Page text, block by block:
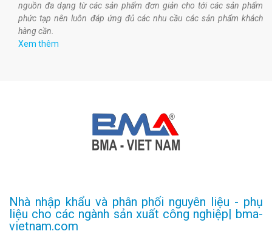
nguồn đa dạng từ các sản phẩm đơn giản cho tới các sản phẩm
phức tạp nên luôn đáp ứng đủ các nhu cầu các sản phẩm khách
hàng cần.
Xem thêm
Nhà nhập khẩu và phân phối nguyên liệu - phụ
liệu cho các ngành sản xuất công nghiệp| bma-
vietnam.com